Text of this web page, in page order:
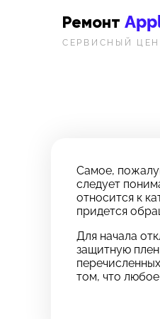
Ремонт
СЕРВИСНЫЙ
Самое,
следует
относится к
придется
Для начала
защитную
том, что